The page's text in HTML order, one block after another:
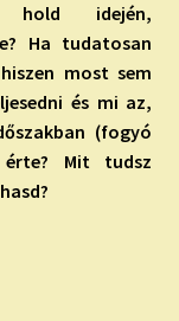
idején,
Ha tudatosan
most sem
és mi az,
(fogyó
Mit tudsz